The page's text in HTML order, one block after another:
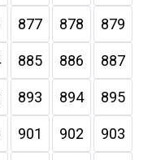
877 878 879
885 886 887
893 894 895
901 902 903